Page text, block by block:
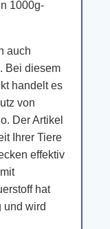
1000g-
auch
Bei diesem
handelt es
von
Der Artikel
Ihrer Tiere
effektiv
hat
und wird